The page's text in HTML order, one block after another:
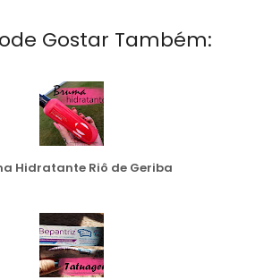
Gostar Também:
Hidratante Riô de Geriba